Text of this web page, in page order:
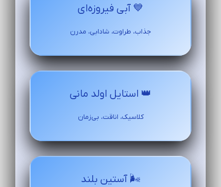
💙 آبی فیروزه‌ای
جذاب، طراوت، شادابی، مدرن
👑 استایل اولد مانی
کلاسیک، اناقت، بی‌زمان
🌬️ آستین بلند